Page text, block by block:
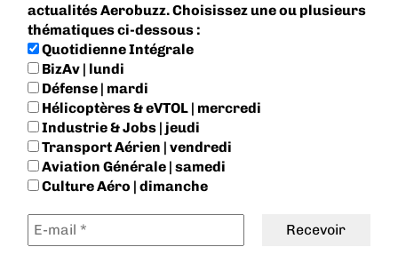
actualités Aerobuzz. Choisissez une ou plusieurs
thématiques ci-dessous :
Quotidienne Intégrale
BizAv | lundi
Défense | mardi
Hélicoptères & eVTOL | mercredi
Industrie & Jobs | jeudi
Transport Aérien | vendredi
Aviation Générale | samedi
Culture Aéro | dimanche